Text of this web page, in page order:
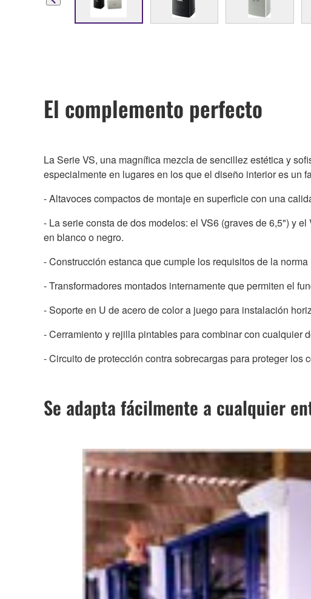
El complemento perfecto
La Serie VS, una magnífica mezcla de sencillez estética y
especialmente en lugares en los que el diseño interior es un
- Altavoces compactos de montaje en superficie con una
- La serie consta de dos modelos: el VS6 (graves de 6,5") y
en blanco o negro.
- Construcción estanca que cumple los requisitos de la
- Transformadores montados internamente que permiten el
- Soporte en U de acero de color a juego para instalación
- Cerramiento y rejilla pintables para combinar con cualquier
- Circuito de protección contra sobrecargas para proteger los
Se adapta fácilmente a cualquier